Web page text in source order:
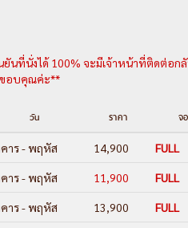
ยันที่นั่งได้ 100% จะมีเจ้าหน้าที่ติดต่อ
ขอบคุณค่ะ**
วัน ราคา จ
คาร - พฤหัส 14,900 FULL
คาร - พฤหัส 11,900 FULL
คาร - พฤหัส 13,900 FULL